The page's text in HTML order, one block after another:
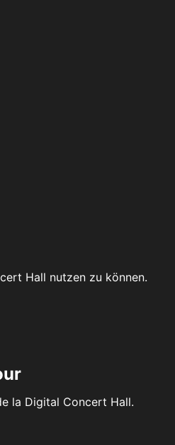
Hall nutzen zu können.
la Digital Concert Hall.